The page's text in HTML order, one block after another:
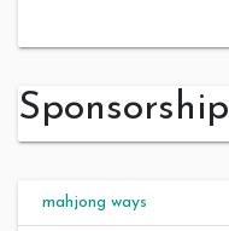
Sponsorship
mahjong ways